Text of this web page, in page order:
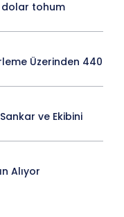
dolar tohum
Üzerinden 440
ve Ekibini
Alıyor